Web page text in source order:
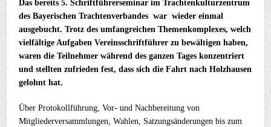
Das bereits 5. Schriftführerseminar im Trachtenkulturzentrum
des Bayerischen Trachtenverbandes war wieder einmal
ausgebucht. Trotz des umfangreichen Themenkomplexes, welch
vielfältige Aufgaben Vereinsschriftführer zu bewältigen haben,
waren die Teilnehmer während des ganzen Tages konzentriert
und stellten zufrieden fest, dass sich die Fahrt nach Holzhausen
gelohnt hat.
Über Protokollführung, Vor- und Nachbereitung von
Mitgliederversammlungen, Wahlen, Satzungsänderungen bis zum